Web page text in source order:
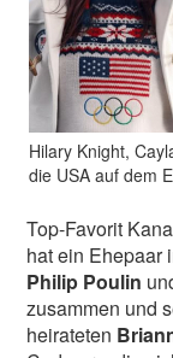
Hilary Knight,
die USA auf dem
Top-Favorit
hat ein Ehepaar
Philip Poulin
zusammen und
heirateten